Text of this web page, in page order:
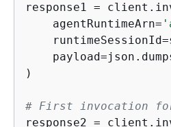
response1 =
    agentRuntimeArn=
)
# First invocation
response2 =